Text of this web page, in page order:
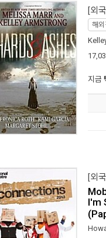
[외
해외
지금
[외
I'm